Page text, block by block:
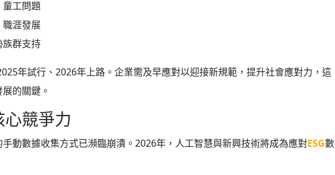
童工問題
職涯發展
族群支持
年試行、2026年上路。企業需及早應對以迎接新規範，提升社會應對力，這
的關鍵。
競爭力
動數據收集方式已瀕臨崩潰。2026年，人工智慧與新興技術將成為應對ESG數